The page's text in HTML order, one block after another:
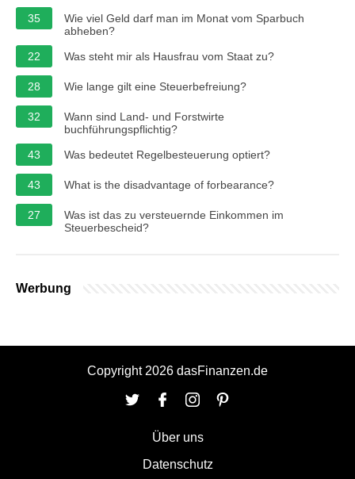
35
Wie viel Geld darf man im Monat vom Sparbuch
abheben?
22
Was steht mir als Hausfrau vom Staat zu?
28 Wie lange gilt eine Steuerbefreiung?
32
Wann sind Land- und Forstwirte
buchführungspflichtig?
43
Was bedeutet Regelbesteuerung optiert?
43 What is the disadvantage of forbearance?
27
Was ist das zu versteuernde Einkommen im
Steuerbescheid?
Werbung
Copyright 2026 dasFinanzen.de
Über uns
Datenschutz